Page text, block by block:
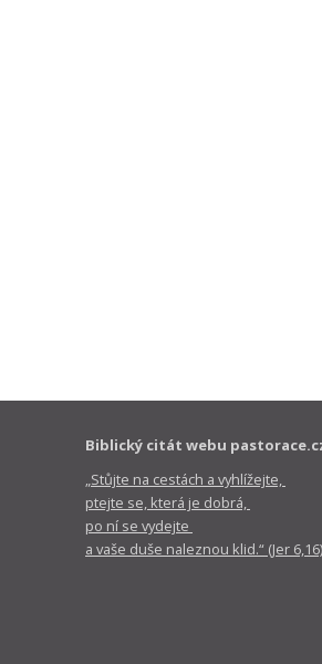
Biblický citát webu
„Stůjte na cestách a vyhlížejte,
ptejte se, která je dobrá,
po ní se vydejte
a vaše duše naleznou klid.“ (Jer 6,16)